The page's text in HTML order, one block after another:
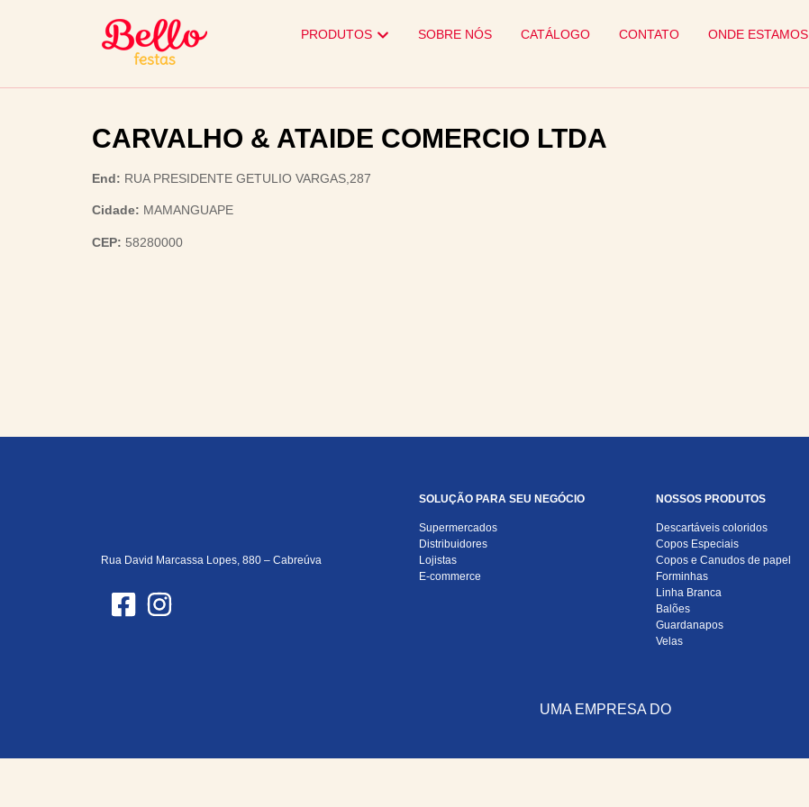
PRODUTOS SOBRE NÓS CATÁLOGO CONTATO ONDE ESTAMOS
CARVALHO & ATAIDE COMERCIO LTDA
End: RUA PRESIDENTE GETULIO VARGAS,287
Cidade: MAMANGUAPE
CEP: 58280000
Rua David Marcassa Lopes, 880 – Cabreúva
SOLUÇÃO PARA SEU NEGÓCIO
Supermercados
Distribuidores
Lojistas
E-commerce
NOSSOS PRODUTOS
Descartáveis coloridos
Copos Especiais
Copos e Canudos de papel
Forminhas
Linha Branca
Balões
Guardanapos
Velas
UMA EMPRESA DO